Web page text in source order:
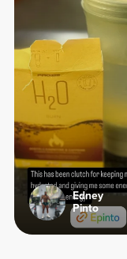
Edney
Pinto